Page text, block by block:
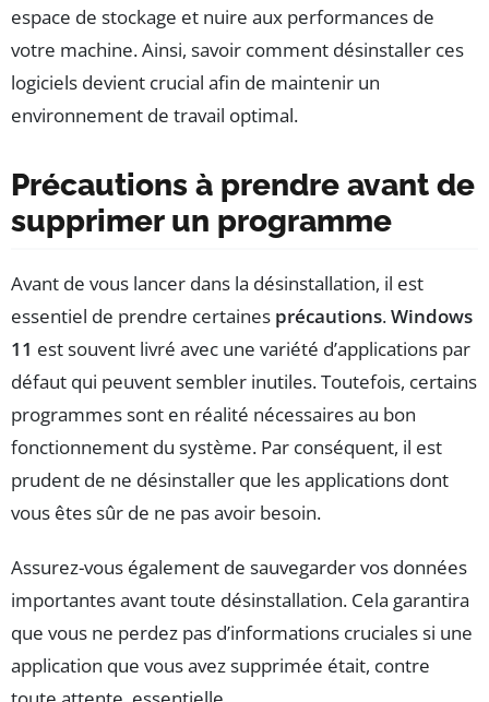
espace de stockage et nuire aux performances de
votre machine. Ainsi, savoir comment désinstaller ces
logiciels devient crucial afin de maintenir un
environnement de travail optimal.
Précautions à prendre avant de
supprimer un programme
Avant de vous lancer dans la désinstallation, il est
essentiel de prendre certaines précautions.Windows
11 est souvent livré avec une variété d’applications par
défaut qui peuvent sembler inutiles. Toutefois, certains
programmes sont en réalité nécessaires au bon
fonctionnement du système. Par conséquent, il est
prudent de ne désinstaller que les applications dont
vous êtes sûr de ne pas avoir besoin.
Assurez-vous également de sauvegarder vos données
importantes avant toute désinstallation. Cela garantira
que vous ne perdez pas d’informations cruciales si une
application que vous avez supprimée était, contre